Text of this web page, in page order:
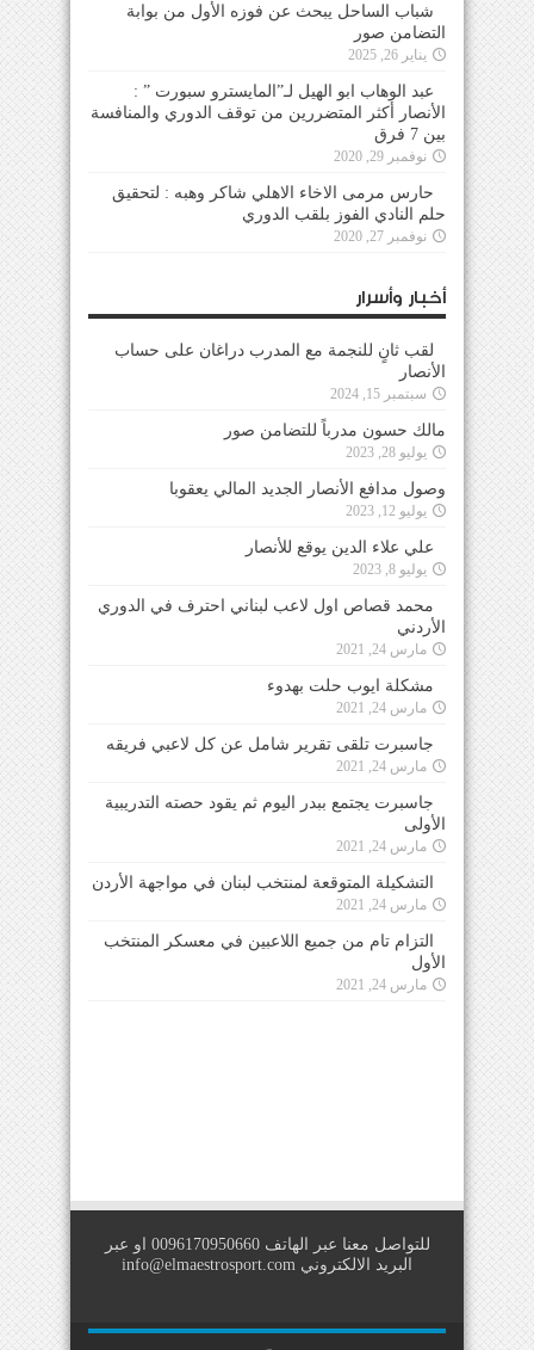
شباب الساحل يبحث عن فوزه الأول من بوابة
التضامن صور
يناير 26, 2025
عبد الوهاب ابو الهيل لـ”المايسترو سبورت ” :
الأنصار أكثر المتضررين من توقف الدوري والمنافسة
بين 7 فرق
نوفمبر 29, 2020
حارس مرمى الاخاء الاهلي شاكر وهبه : لتحقيق
حلم النادي الفوز بلقب الدوري
نوفمبر 27, 2020
أخبار وأسرار
لقب ثانٍ للنجمة مع المدرب دراغان على حساب
الأنصار
سبتمبر 15, 2024
مالك حسون مدرباً للتضامن صور
يوليو 28, 2023
وصول مدافع الأنصار الجديد المالي يعقوبا
يوليو 12, 2023
علي علاء الدين يوقع للأنصار
يوليو 8, 2023
محمد قصاص اول لاعب لبناني احترف في الدوري
الأردني
مارس 24, 2021
مشكلة ايوب حلت بهدوء
مارس 24, 2021
جاسبرت تلقى تقرير شامل عن كل لاعبي فريقه
مارس 24, 2021
جاسبرت يجتمع ببدر اليوم ثم يقود حصته التدريبية
الأولى
مارس 24, 2021
التشكيلة المتوقعة لمنتخب لبنان في مواجهة الأردن
مارس 24, 2021
التزام تام من جميع اللاعبين في معسكر المنتخب
الأول
مارس 24, 2021
للتواصل معنا عبر الهاتف 0096170950660 او عبر
البريد الالكتروني info@elmaestrosport.com